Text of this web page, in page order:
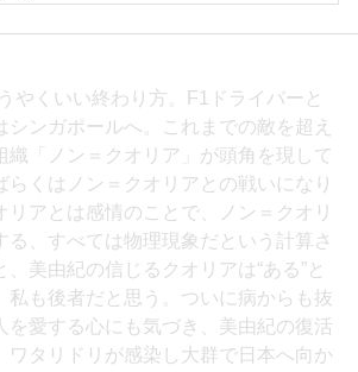
やくいい終わり方。F1ドライバーと
シンガポールへ。これまでの敵を超え
織「ノン＝クオリア」が頭角を現して
らくはノン＝クオリアとの戦いになり
リアとは感情のことで、ノン＝クオリ
る、すべては物理現象だという計算さ
、美由紀の信じるクオリアは“ある”と
私も後者だと思う。ついに病からも抜
を愛する心にも気づき、美由紀の復活
ワタリドリが感染し大群で日本へ向か